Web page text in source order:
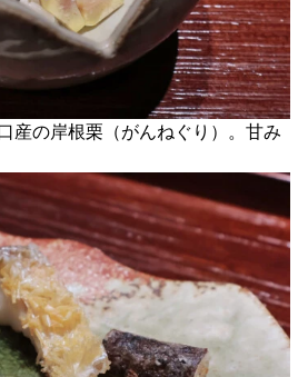
産の岸根栗（がんねぐり）。甘み